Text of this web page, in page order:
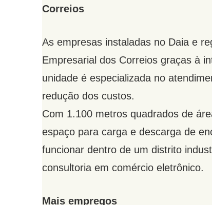
Correios
As empresas instaladas no Daia e
Empresarial dos Correios graças à
unidade é especializada no
redução dos custos.
Com 1.100 metros quadrados de
espaço para carga e descarga de
funcionar dentro de um distrito
consultoria em comércio eletrônico.
Mais empregos